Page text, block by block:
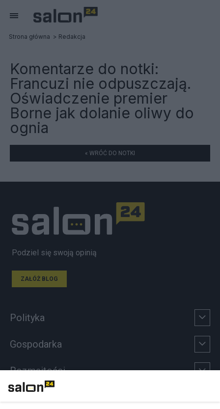
Strona główna Redakcja
Komentarze do notki:
Francuzi nie odpuszczają.
Oświadczenie premier
Borne jak dolanie oliwy do
ognia
« WRÓĆ DO NOTKI
Podziel się swoją opinią
ZAŁÓŻ BLOG
Polityka
Gospodarka
Rozmaitości